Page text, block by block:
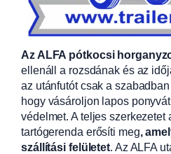
Az ALFA pótkocsi
ellenáll a rozsdának és az
az utánfutót csak a
hogy vásároljon lapos
védelmet. A teljes szerkezetet
tartógerenda erősíti meg,
szállítási felületet. Az ALFA